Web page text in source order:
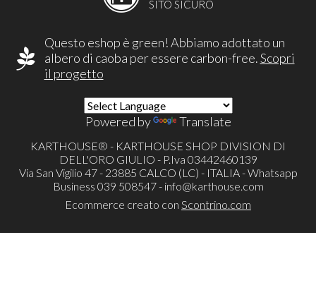
SITO SICURO
Questo eshop è green! Abbiamo adottato un
albero di caoba per essere carbon-free.Scopri
il progetto
Powered by Translate
KARTHOUSE® - KARTHOUSE SHOP DIVISION DI
DELL'ORO GIULIO - P.Iva 03442460139
Via San Vigilio 47 - 23885 CALCO (LC) - ITALIA - Whatsapp
Business 039 508547 - info@karthouse.com
Ecommerce creato con Scontrino.com